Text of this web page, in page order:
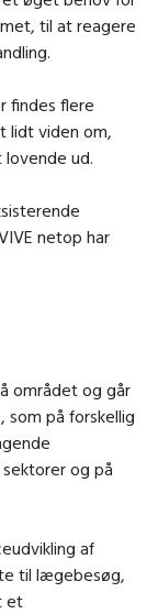
til at reagere
findes flere
lidt viden om,
ud.
netop har
området og går
på forskellig
og på
af
til lægebesøg,
et